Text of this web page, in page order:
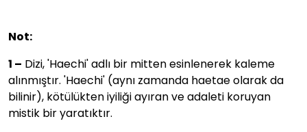
Not:
1 – Dizi, 'Haechi' adlı bir mitten esinlenerek kaleme
alınmıştır. 'Haechi' (aynı zamanda haetae olarak da
bilinir), kötülükten iyiliği ayıran ve adaleti koruyan
mistik bir yaratıktır.